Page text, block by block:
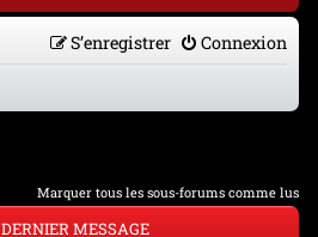
Connexion
S’enregistrer
Marquer tous les sous-forums comme lus
DERNIER MESSAGE